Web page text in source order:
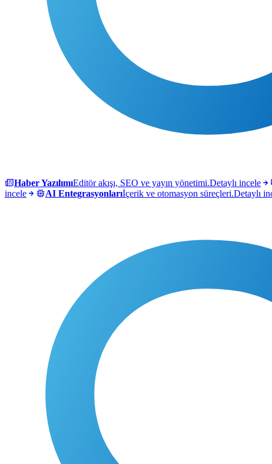
Haber YazılımıEditör akışı, SEO ve yayın yönetimi.Detaylı incele
incele
AI Entegrasyonlarıİçerik ve otomasyon süreçleri.Detaylı